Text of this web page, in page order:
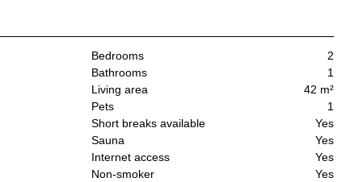
Bedrooms
2
Bathrooms
1
Living area
42 m²
Pets
1
Short breaks available
Yes
Sauna
Yes
Internet access
Yes
Non-smoker
Yes